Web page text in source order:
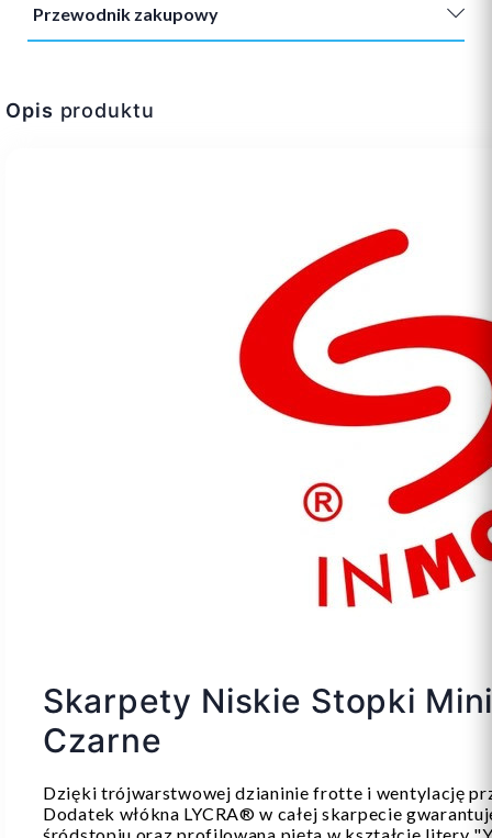
Przewodnik zakupowy
Opis produktu
Skarpety Niskie Stopki
Czarne
Dzięki trójwarstwowej dzianinie frotte i wentylację
Dodatek włókna LYCRA® w całej skarpecie